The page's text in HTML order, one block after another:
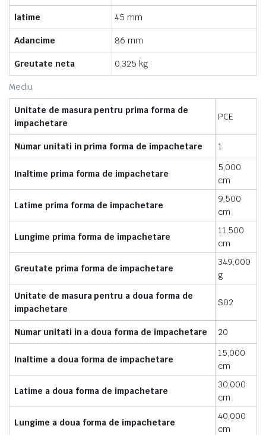
Mediu
latime 45 mm
Adancime 86 mm
Greutate neta 0,325 kg
Unitate de masura pentru prima forma de
impachetare
PCE
Numar unitati in prima forma de impachetare 1
Inaltime prima forma de impachetare
5,000
cm
Latime prima forma de impachetare
9,500
cm
Lungime prima forma de impachetare
11,500
cm
Greutate prima forma de impachetare
349,000
g
Unitate de masura pentru a doua forma de
impachetare
S02
Numar unitati in a doua forma de impachetare 20
Inaltime a doua forma de impachetare
15,000
cm
Latime a doua forma de impachetare
30,000
cm
Lungime a doua forma de impachetare
40,000
cm